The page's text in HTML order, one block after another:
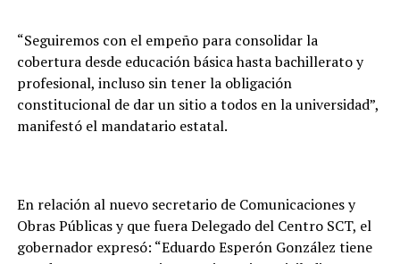
“Seguiremos con el empeño para consolidar la
cobertura desde educación básica hasta bachillerato y
profesional, incluso sin tener la obligación
constitucional de dar un sitio a todos en la universidad”,
manifestó el mandatario estatal.
En relación al nuevo secretario de Comunicaciones y
Obras Públicas y que fuera Delegado del Centro SCT, el
gobernador expresó: “Eduardo Esperón González tiene